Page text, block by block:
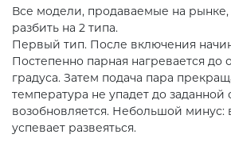
Все модели, продаваемые на
разбить на 2 типа.
Первый тип. После включения
Постепенно парная нагревается до
градуса. Затем подача пара
температура не упадет до заданной
возобновляется. Небольшой минус:
успевает развеяться.